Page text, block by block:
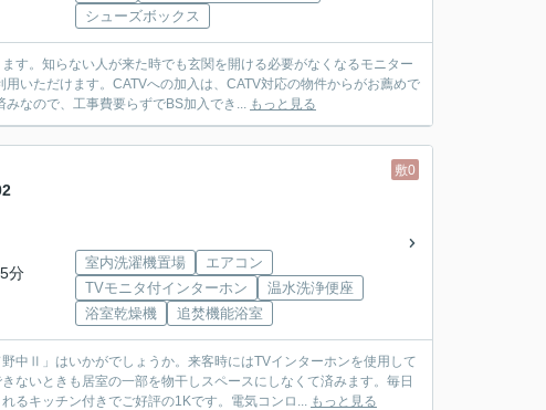
シューズボックス
す。知らない人が来た時でも玄関を開ける必要がなくなるモニター
いただけます。CATVへの加入は、CATV対応の物件からがお薦めで
なので、工事費要らずでBS加入でき... もっと見る
敷0
分
室内洗濯機置場
エアコン
TVモニタ付インターホン
温水洗浄便座
浴室乾燥機
追焚機能浴室
中Ⅱ」はいかがでしょうか。来客時にはTVインターホンを使用して
ないときも居室の一部を物干しスペースにしなくて済みます。毎日
るキッチン付きでご好評の1Kです。電気コンロ... もっと見る